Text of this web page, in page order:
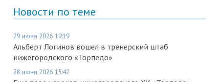
Новости по теме
29 июня 2026 19:19
Альберт Логинов вошел в тренерский штаб
нижегородского «Торпедо»
28 июня 2026 15:42